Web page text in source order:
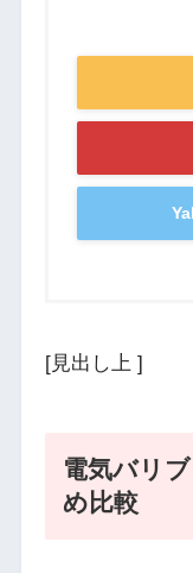
[見出し上 ]
電気バリ
め比較